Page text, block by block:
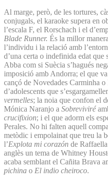
Al marge, però, de les tortures,
conjugals, el karaoke supera en
l’escala F, el Rorschach i el
Blade Runner. És la millor
l’individu i la relació amb
d’una certa o indefinida edat que
Abba com si Suècia s’hagués
imposició amb Andorra; el que
cançó de Novedades Carminha
d’adolescents que
vermelles; la noia que confon el
Mónica Naranjo a Sobreviviré
crucifixion; i el que adorm els
Perales. No hi falten aquell
metòdic i empolainat que treu la
l’Explota mi corazón de
anglès un tema de Whitney
acaba semblant el Cañita Brava
pichina o El indio cheiroco.